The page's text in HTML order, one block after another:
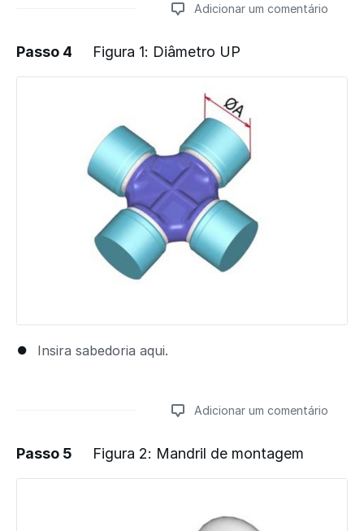
Adicionar um comentário
Adicionar um comentário
Passo 4 Figura 1: Diâmetro UP
Insira sabedoria aqui.
Adicionar um comentário
Passo 5 Figura 2: Mandril de montagem